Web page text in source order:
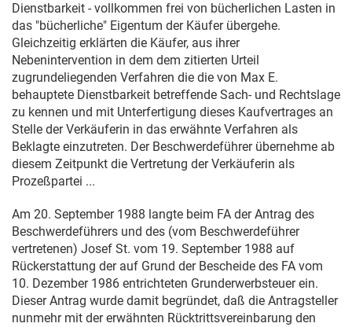
Dienstbarkeit - vollkommen frei von bücherlichen Lasten in
das "bücherliche" Eigentum der Käufer übergehe.
Gleichzeitig erklärten die Käufer, aus ihrer
Nebenintervention in dem dem zitierten Urteil
zugrundeliegenden Verfahren die die von Max E.
behauptete Dienstbarkeit betreffende Sach- und Rechtslage
zu kennen und mit Unterfertigung dieses Kaufvertrages an
Stelle der Verkäuferin in das erwähnte Verfahren als
Beklagte einzutreten. Der Beschwerdeführer übernehme ab
diesem Zeitpunkt die Vertretung der Verkäuferin als
Prozeßpartei ...
Am 20. September 1988 langte beim FA der Antrag des
Beschwerdeführers und des (vom Beschwerdeführer
vertretenen) Josef St. vom 19. September 1988 auf
Rückerstattung der auf Grund der Bescheide des FA vom
10. Dezember 1986 entrichteten Grunderwerbsteuer ein.
Dieser Antrag wurde damit begründet, daß die Antragsteller
nunmehr mit der erwähnten Rücktrittsvereinbarung den